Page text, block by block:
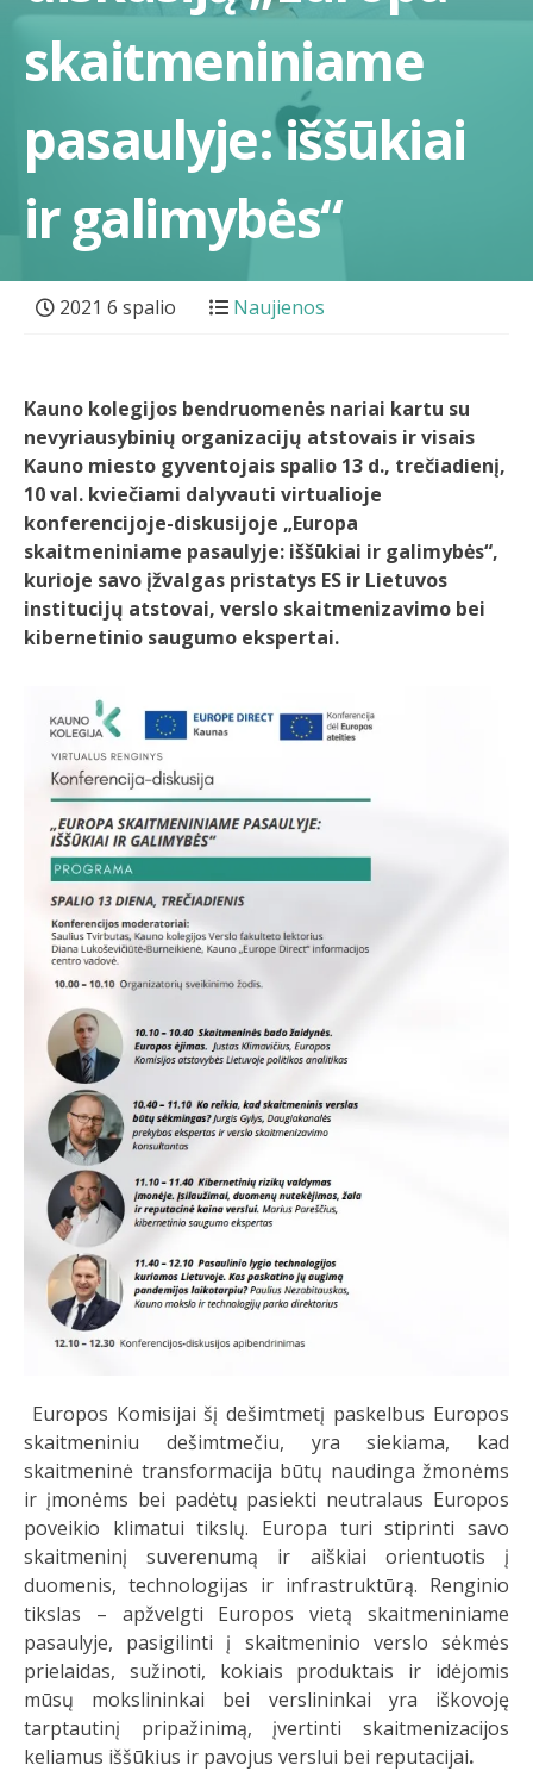
skaitmeniniame
pasaulyje: iššūkiai
ir galimybės“
2021 6 spalio Naujienos
Kauno kolegijos bendruomenės nariai kartu su
nevyriausybinių organizacijų atstovais ir visais
Kauno miesto gyventojais spalio 13 d., trečiadienį,
10 val. kviečiami dalyvauti virtualioje
konferencijoje-diskusijoje „Europa
skaitmeniniame pasaulyje: iššūkiai ir galimybės“,
kurioje savo įžvalgas pristatys ES ir Lietuvos
institucijų atstovai, verslo skaitmenizavimo bei
kibernetinio saugumo ekspertai.
Europos Komisijai šį dešimtmetį paskelbus Europos
skaitmeniniu dešimtmečiu, yra siekiama, kad
skaitmeninė transformacija būtų naudinga žmonėms
ir įmonėms bei padėtų pasiekti neutralaus Europos
poveikio klimatui tikslų. Europa turi stiprinti savo
skaitmeninį suverenumą ir aiškiai orientuotis į
duomenis, technologijas ir infrastruktūrą. Renginio
tikslas – apžvelgti Europos vietą skaitmeniniame
pasaulyje, pasigilinti į skaitmeninio verslo sėkmės
prielaidas, sužinoti, kokiais produktais ir idėjomis
mūsų mokslininkai bei verslininkai yra iškovoję
tarptautinį pripažinimą, įvertinti skaitmenizacijos
keliamus iššūkius ir pavojus verslui bei reputacijai.